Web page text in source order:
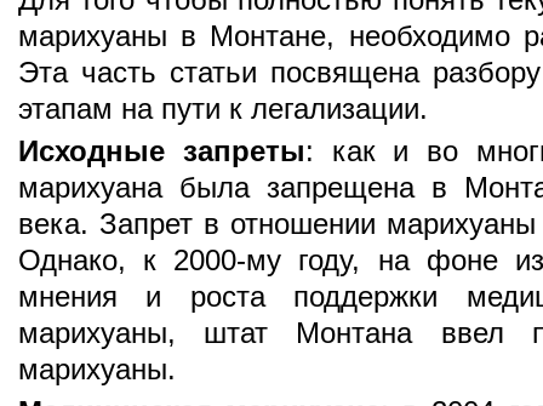
марихуаны в Монтане, необходимо
Эта часть статьи посвящена
этапам на пути к легализации.
Исходные запреты: как и во
марихуана была запрещена в
века. Запрет в отношении
Однако, к 2000-му году, на фоне
мнения и роста поддержки
марихуаны, штат Монтана ввел
марихуаны.